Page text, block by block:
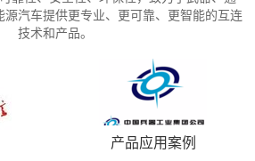
汽车提供更专业、更可靠、更智能的互连
技术和产品。
产品应用案例